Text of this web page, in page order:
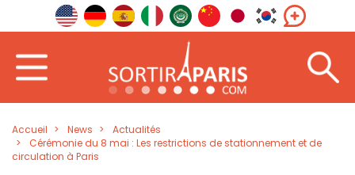
Accueil News
Actualités
Cérémonie du 8 mai : Les restrictions de stationnement et de
circulation à Paris